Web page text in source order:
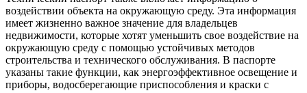
воздействии объекта на окружающую среду. Эта информация
имеет жизненно важное значение для владельцев
недвижимости, которые хотят уменьшить свое воздействие на
окружающую среду с помощью устойчивых методов
строительства и технического обслуживания. В паспорте
указаны такие функции, как энергоэффективное освещение и
приборы, водосберегающие приспособления и краски с